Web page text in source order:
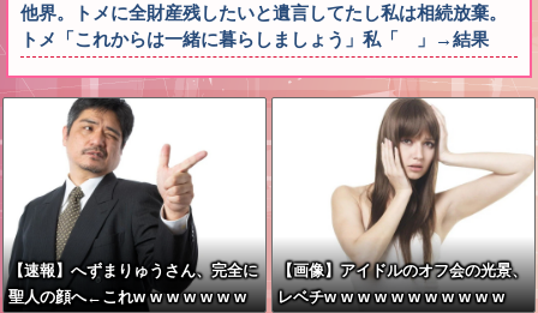
他界。トメに全財産残したいと遺言してたし私は相続放棄。
トメ「これからは一緒に暮らしましょう」私「 」→結果
【速報】へずまりゅうさん、完全に
聖人の顔へ←これw w w w w w w
【画像】アイドルのオフ会の光景、
レベチw w w w w w w w w w w